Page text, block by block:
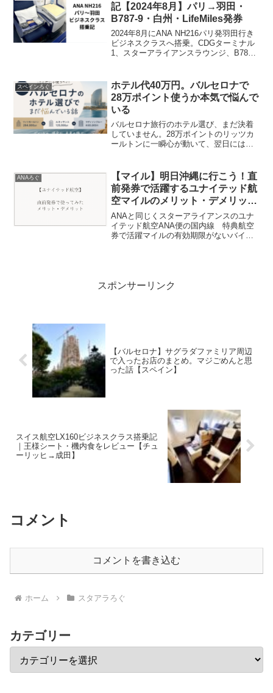
記【2024年8月】パリ→羽田・
B787-9・白州・LifeMiles発券
2024年8月にANA NH216パリ発羽田行き
ビジネスクラスへ搭乗。CDGターミナル
1、スターアライアンスラウンジ、B787-9
スで紹介します。2026年搭乗時との違い
も比較します。
スペインろぐ
ホテル代40万円。バルセロナで
28万ポイント使うか本気で悩んで
いる
バルセロナ旅行のホテル選び、まだ決着
していません。28万ポイントのリッツカ
ールトンに一瞬心が動いて、翌日には冷
ANAろぐ
【マイル】明日沖縄に行こう！直
前発券で活躍するユナイテッド航
空マイルのメリット・デメリット
【ANA国内線】
ANAと同じくスターアライアンスのユナ
イテッド航空ANA便の国内線 特典航空
券で活躍マイルの有効期限がないバイマ
スポンサーリンク
【バルセロナ】サグラダファミリア周辺
で入ったお店のまとめ。マジごめんと思
った話【スペイン】
スイス航空LX160ビジネスクラス搭乗記
｜王様シート・機内食をレビュー【チュ
ーリッヒ→成田】
コメント
コメントを書き込む
ホーム スタアラろぐ
カテゴリー